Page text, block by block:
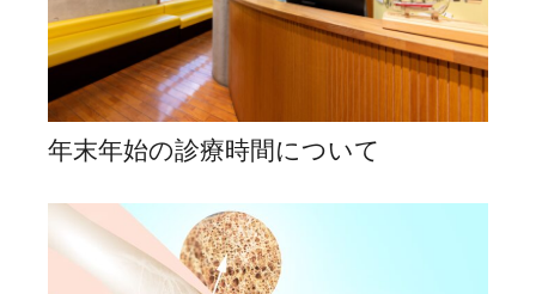
年末年始の診療時間について